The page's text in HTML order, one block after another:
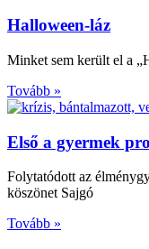
Halloween-láz
Minket sem került el a
Tovább »
Első a gyermek
Folytatódott az
köszönet Sajgó
Tovább »